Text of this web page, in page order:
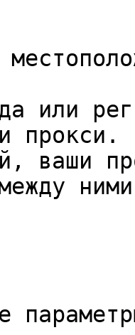
или
прокси.
ваши